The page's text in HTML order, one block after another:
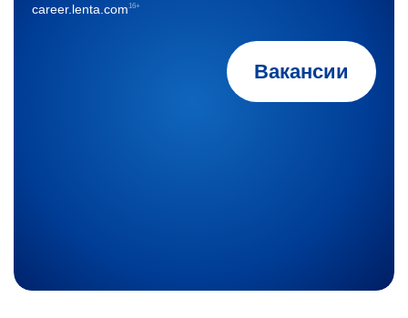
Вакансии
career.lenta.com16+